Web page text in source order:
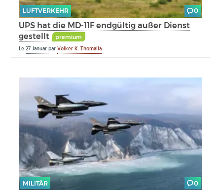
LUFTVERKEHR 0
UPS hat die MD-11F endgültig außer Dienst
gestellt
premium
Le27 JanuarparVolker K. Thomalla
MILITÄR 0